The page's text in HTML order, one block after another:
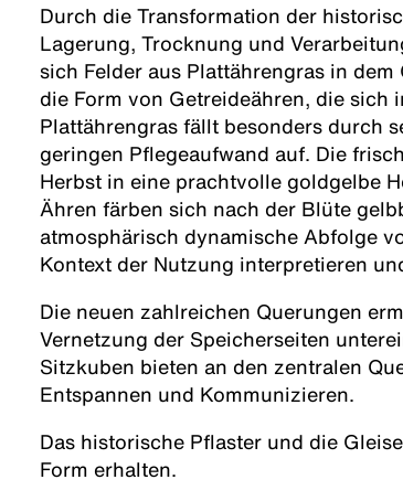
Durch die Transformation der
Lagerung, Trocknung und
sich Felder aus Plattährengras in
die Form von Getreideähren, die sich
Plattährengras fällt besonders durch
geringen Pflegeaufwand auf. Die
Herbst in eine prachtvolle goldgelbe
Ähren färben sich nach der Blüte
atmosphärisch dynamische Abfolge
Kontext der Nutzung interpretieren
Die neuen zahlreichen Querungen
Vernetzung der Speicherseiten
Sitzkuben bieten an den zentralen
Entspannen und Kommunizieren.
Das historische Pflaster und die
Form erhalten.